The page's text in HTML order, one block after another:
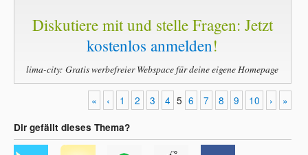
Diskutiere mit und stelle Fragen: Jetzt
kostenlos anmelden!
lima-city: Gratis werbefreier Webspace für deine eigene Homepage
« ‹ 1 2 3 4 5 6 7 8 9 10 › »
Dir gefällt dieses Thema?